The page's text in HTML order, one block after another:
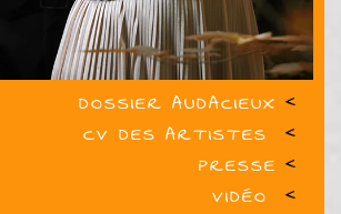
DOSSIER AUDACIEUX <
CV DES ARTISTES
<
PRESSE <
VIDÉO
<